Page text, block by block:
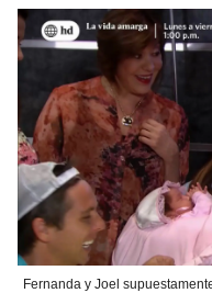
Fernanda y Joel